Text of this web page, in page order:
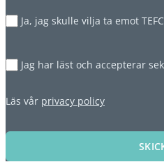
Ja, jag skulle vilja ta emot
Jag har läst och accepterar
Läs vår privacy policy